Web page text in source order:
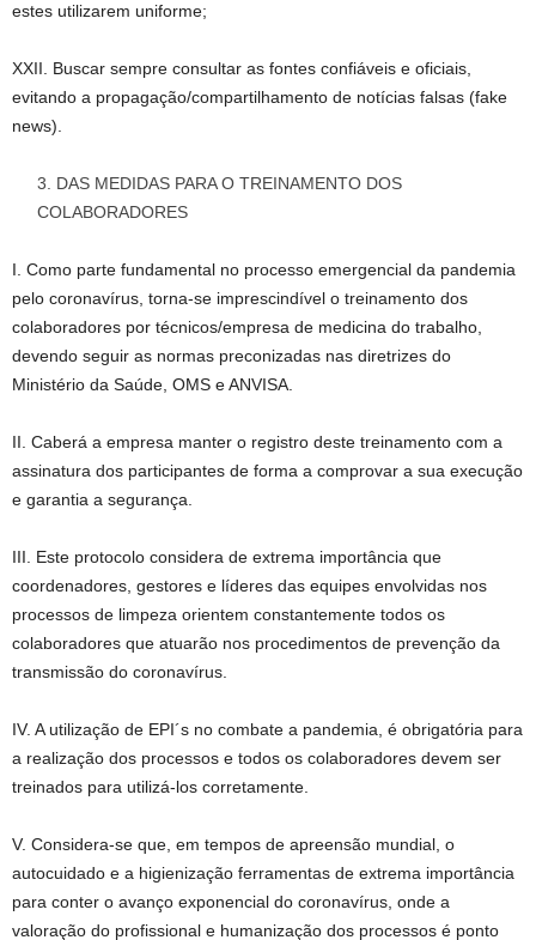
estes utilizarem uniforme;
XXII. Buscar sempre consultar as fontes confiáveis e oficiais,
evitando a propagação/compartilhamento de notícias falsas (fake
news).
DAS MEDIDAS PARA O TREINAMENTO DOS
COLABORADORES
I. Como parte fundamental no processo emergencial da pandemia
pelo coronavírus, torna-se imprescindível o treinamento dos
colaboradores por técnicos/empresa de medicina do trabalho,
devendo seguir as normas preconizadas nas diretrizes do
Ministério da Saúde, OMS e ANVISA.
II. Caberá a empresa manter o registro deste treinamento com a
assinatura dos participantes de forma a comprovar a sua execução
e garantia a segurança.
III. Este protocolo considera de extrema importância que
coordenadores, gestores e líderes das equipes envolvidas nos
processos de limpeza orientem constantemente todos os
colaboradores que atuarão nos procedimentos de prevenção da
transmissão do coronavírus.
IV. A utilização de EPI´s no combate a pandemia, é obrigatória para
a realização dos processos e todos os colaboradores devem ser
treinados para utilizá-los corretamente.
V. Considera-se que, em tempos de apreensão mundial, o
autocuidado e a higienização ferramentas de extrema importância
para conter o avanço exponencial do coronavírus, onde a
valoração do profissional e humanização dos processos é ponto